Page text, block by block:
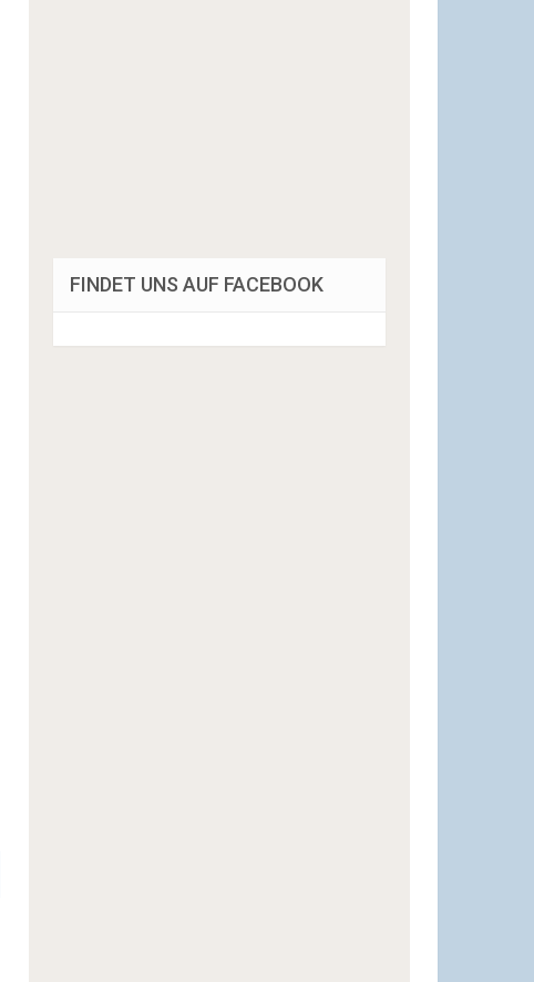
FINDET UNS AUF FACEBOOK